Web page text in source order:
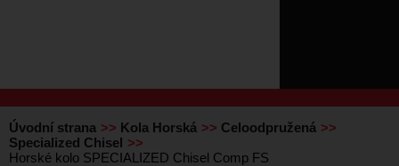
O
SLUŽBY
REGISTRACE
Úvodní strana Kola Horská
Celoodpružená
Specialized Chisel
Horské kolo SPECIALIZED Chisel Comp FS